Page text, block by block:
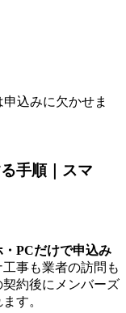
込みに欠かせま
手順｜スマ
PCだけで申込み
工事も業者の訪問も
約後にメンバーズ
す。